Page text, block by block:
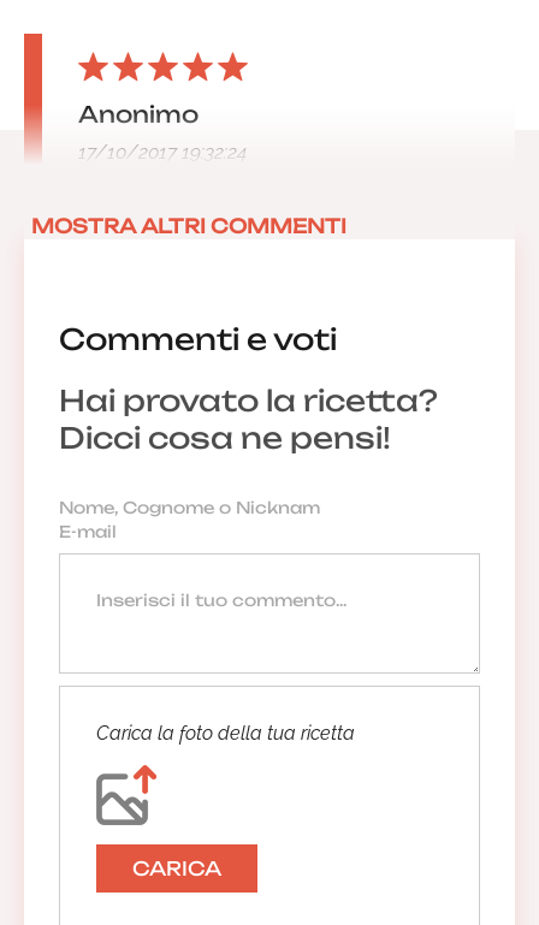
Commenti e voti
Hai provato la ricetta?
Dicci cosa ne pensi!
Carica la foto della tua ricetta
CARICA
Anonimo
17/10/2017 19:32:24
MOSTRA ALTRI COMMENTI